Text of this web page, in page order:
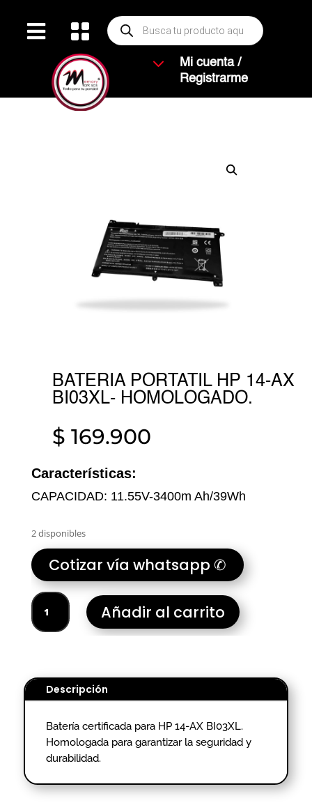
  Búsqueda
de
productos
3
Mi cuenta /
Registrarme
BATERIA PORTATIL HP 14-AX
BI03XL- HOMOLOGADO.
$ 169.900
Características:
CAPACIDAD: 11.55V-3400m Ah/39Wh
2 disponibles
Cotizar vía whatsapp ✆
BATERIA
PORTATIL
HP
BI03XL-
HOMOLOGADO.
Añadir al carrito
Descripción
Batería certificada para HP 14-AX BI03XL.
Homologada para garantizar la seguridad y
durabilidad.